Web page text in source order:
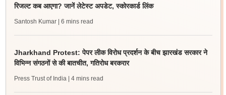
रिजल्ट कब आएगा? जानें लेटेस्ट अपडेट, स्कोरकार्ड लिंक
Santosh Kumar | 6 mins read
Jharkhand Protest: पेपर लीक विरोध प्रदर्शन के बीच झारखंड सरकार ने
विभिन्न संगठनों से की बातचीत, गतिरोध बरकरार
Press Trust of India | 4 mins read